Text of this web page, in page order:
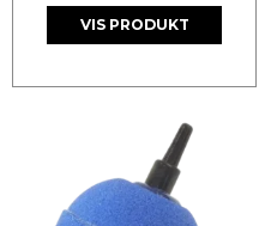
VIS PRODUKT